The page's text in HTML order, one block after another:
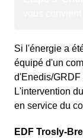
Si l'énergie a
équipé d'un
d'Enedis/GRDF
L'intervention
en service du
EDF Trosly-